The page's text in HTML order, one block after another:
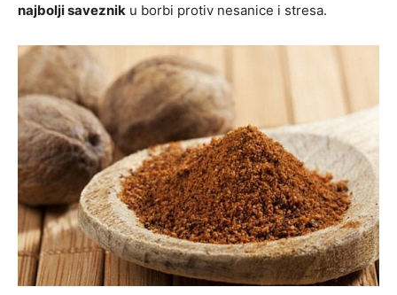
najbolji saveznik u borbi protiv nesanice i stresa.